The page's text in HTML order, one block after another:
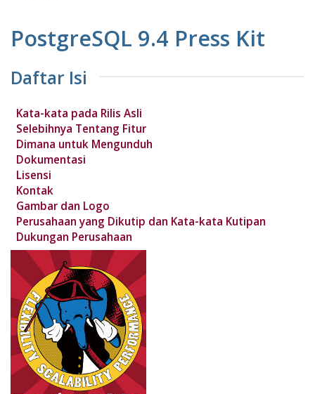
PostgreSQL 9.4 Press Kit
Daftar Isi
Kata-kata pada Rilis Asli
Selebihnya Tentang Fitur
Dimana untuk Mengunduh
Dokumentasi
Lisensi
Kontak
Gambar dan Logo
Perusahaan yang Dikutip dan Kata-kata Kutipan
Dukungan Perusahaan